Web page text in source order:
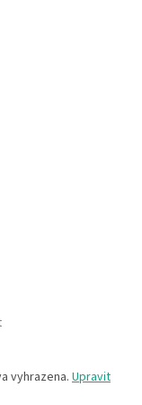
vyhrazena. Upravit